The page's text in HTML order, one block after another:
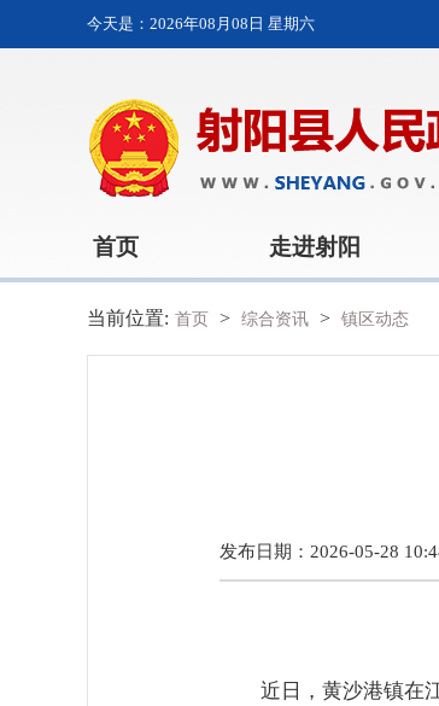
今天是： 2026年08月08日 星期六
首页 走进射阳
当前位置: 首页 > 综合资讯 > 镇区动态
发布日期：2026-05-28
近日，黄沙港镇在江